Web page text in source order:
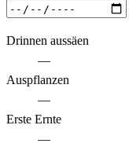
Drinnen aussäen
—
Auspflanzen
—
Erste Ernte
—